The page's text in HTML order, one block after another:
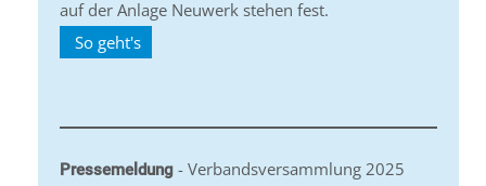
auf der Anlage Neuwerk stehen fest.
So geht's
Pressemeldung - Verbandsversammlung 2025